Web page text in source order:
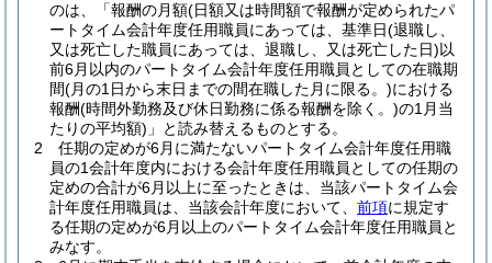
のは、「報酬の月額(日額又は時間額で報酬が定められたパ
ートタイム会計年度任用職員にあっては、基準日(退職し、
又は死亡した職員にあっては、退職し、又は死亡した日)以
前6月以内のパートタイム会計年度任用職員としての在職期
間(月の1日から末日までの間在職した月に限る。)における
報酬(時間外勤務及び休日勤務に係る報酬を除く。)の1月当
たりの平均額) 」と読み替えるものとする。
2
任期の定めが6月に満たないパートタイム会計年度任用職
員の1会計年度内における会計年度任用職員としての任期の
定めの合計が6月以上に至ったときは、当該パートタイム会
計年度任用職員は、当該会計年度において、 前項に規定す
る任期の定めが6月以上のパートタイム会計年度任用職員と
みなす。